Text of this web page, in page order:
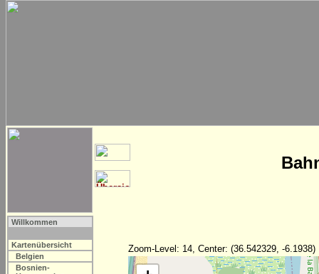
Willkommen
Kartenübersicht
Belgien
Bosnien-
Zoom-Level: 14, Center: (36.542329, -6.1938)